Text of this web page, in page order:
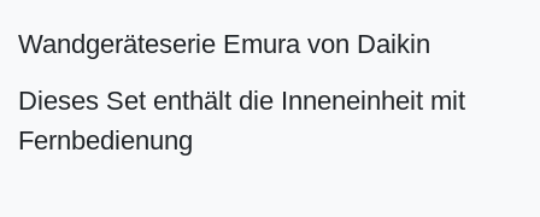
Wandgeräteserie Emura von Daikin
Dieses Set enthält die Inneneinheit mit
Fernbedienung